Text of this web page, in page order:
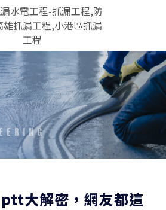
大解密，網友都這